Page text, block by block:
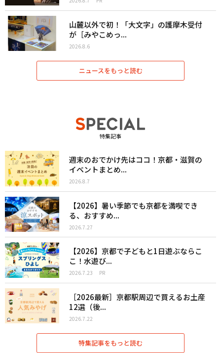
山麓以外で初！「大文字」の護摩木受付
が［みやこめっ...
2026.8.6
ニュースをもっと読む
特集記事
週末のおでかけ先はココ！京都・滋賀の
イベントまとめ...
2026.8.7
【2026】暑い季節でも京都を満喫でき
る、おすすめ...
2026.7.27
【2026】京都で子どもと1日遊ぶならこ
こ！水遊び...
2026.7.23 PR
［2026最新］京都駅周辺で買えるお土産
12選（後...
2026.7.22
特集記事をもっと読む